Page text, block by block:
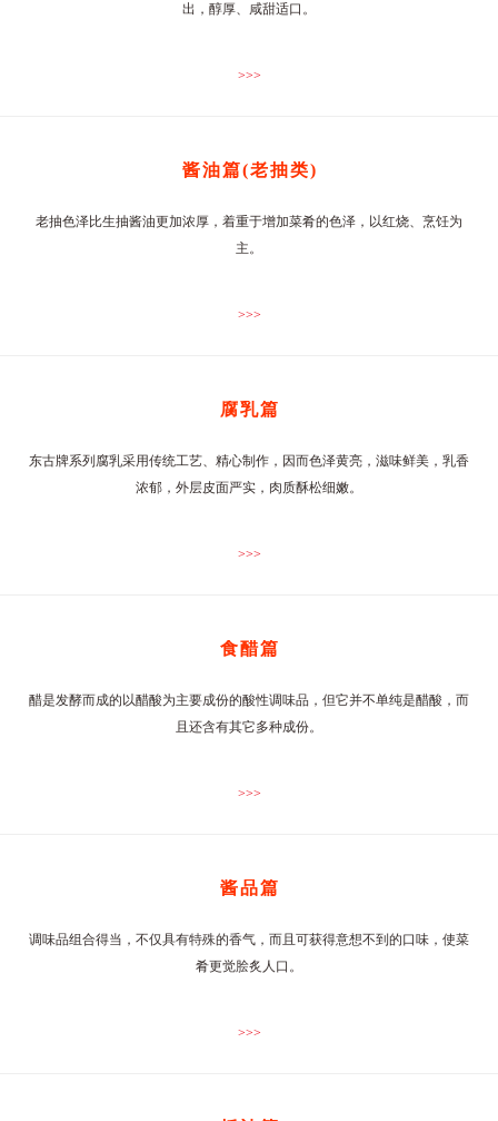
出，醇厚、咸甜适口。
>>>
酱油篇(老抽类)
老抽色泽比生抽酱油更加浓厚，着重于增加菜肴的色泽，以红烧、烹饪为
主。
>>>
腐乳篇
东古牌系列腐乳采用传统工艺、精心制作，因而色泽黄亮，滋味鲜美，乳香
浓郁，外层皮面严实，肉质酥松细嫩。
>>>
食醋篇
醋是发酵而成的以醋酸为主要成份的酸性调味品，但它并不单纯是醋酸，而
且还含有其它多种成份。
>>>
酱品篇
调味品组合得当，不仅具有特殊的香气，而且可获得意想不到的口味，使菜
肴更觉脍炙人口。
>>>